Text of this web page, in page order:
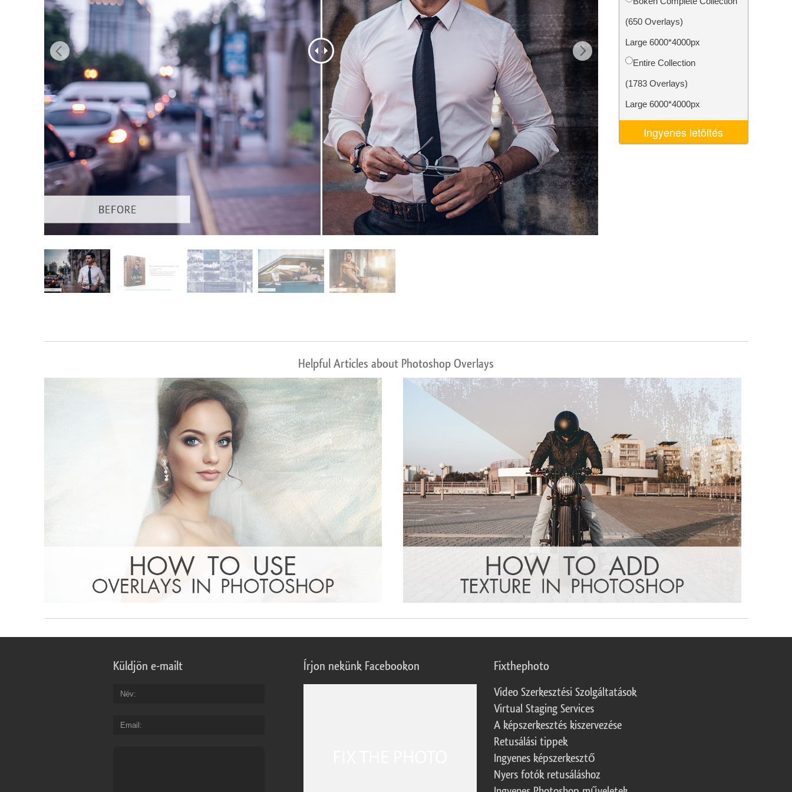
Dịch vụ chỉnh sửa sản phẩm Ékszer -retusálási szolgáltatások AI Képzési Adatok Video Editing Services
(650 Overlays)
Large 6000*4000px
Entire Collection
(1783 Overlays)
Large 6000*4000px
Ingyenes letöltés
Helpful Articles about Photoshop Overlays
Küldjön e-mailt
Név
Email
Írjon nekünk Facebookon Fixthephoto
Video Szerkesztési Szolgáltatások
Virtual Staging Services
A képszerkesztés kiszervezése
Retusálási tippek
Ingyenes képszerkesztő
Nyers fotók retusáláshoz